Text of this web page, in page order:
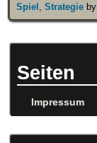
Spiel Strategieby
Seiten
Impressum